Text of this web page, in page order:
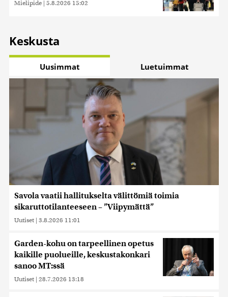
Mielipide | 5.8.2026 15:02
Keskusta
Uusimmat Luetuimmat
Savola vaatii hallitukselta välittömiä toimia
sikaruttotilanteeseen – ”Viipymättä”
Uutiset | 3.8.2026 11:01
Garden-kohu on tarpeellinen opetus
kaikille puolueille, keskustakonkari
sanoo MT:ssä
Uutiset | 28.7.2026 13:18